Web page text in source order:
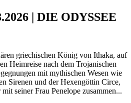
| DIE ODYSSEE
griechischen König von Ithaka, auf
Heimreise nach dem Trojanischen
mit mythischen Wesen wie
Sirenen und der Hexengöttin Circe,
seiner Frau Penelope zusammen...